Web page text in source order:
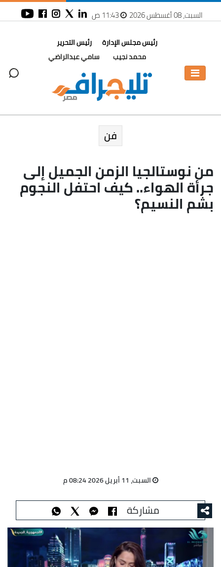
السبت، 08 أغسطس 2026 11:43 ص
رئيس مجلس الإدارة
محمد نجيب
رئيس التحرير
سامي عبدالراضي
فن
من نوستالجيا الزمن الجميل إلى
جرأة الهواء.. كيف احتفل النجوم
بشم النسيم؟
السبت، 11 أبريل 2026 08:24 م
مشاركة